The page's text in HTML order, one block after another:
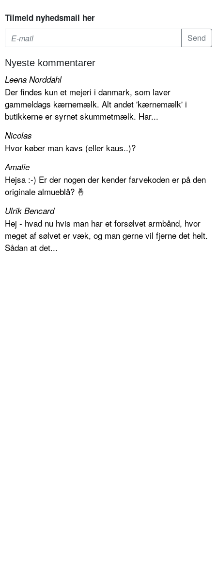
Tilmeld nyhedsmail her
Nyeste kommentarer
Leena Norddahl
Der findes kun et mejeri i danmark, som laver
gammeldags kærnemælk. Alt andet 'kærnemælk' i
butikkerne er syrnet skummetmælk. Har...
Nicolas
Hvor køber man kavs (eller kaus..)?
Amalie
Hejsa :-) Er der nogen der kender farvekoden er på den
originale almueblå? 🤞
Ulrik Bencard
Hej - hvad nu hvis man har et forsølvet armbånd, hvor
meget af sølvet er væk, og man gerne vil fjerne det helt.
Sådan at det...